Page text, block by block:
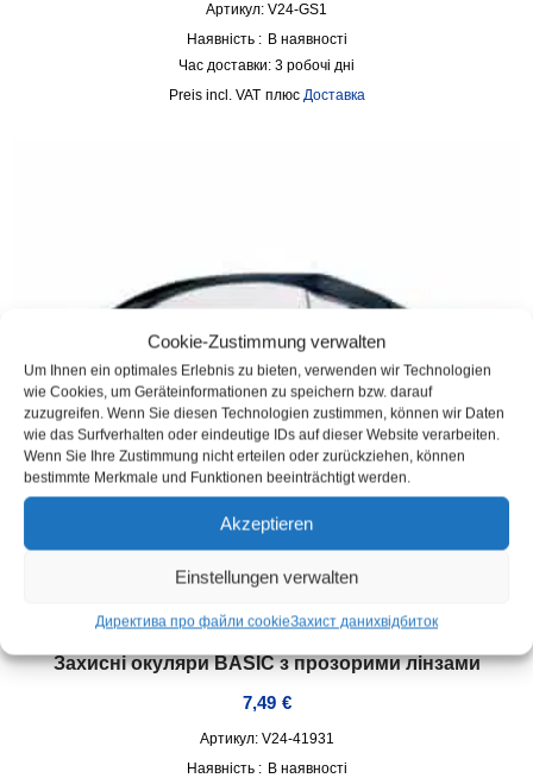
Cookie-Zustimmung verwalten
Um Ihnen ein optimales Erlebnis zu bieten, verwenden wir Technologien
wie Cookies, um Geräteinformationen zu speichern bzw. darauf
zuzugreifen. Wenn Sie diesen Technologien zustimmen, können wir Daten
wie das Surfverhalten oder eindeutige IDs auf dieser Website verarbeiten.
Wenn Sie Ihre Zustimmung nicht erteilen oder zurückziehen, können
bestimmte Merkmale und Funktionen beeinträchtigt werden.
Akzeptieren
Einstellungen verwalten
Директива про файли cookieЗахист данихвідбиток
Артикул: V24-GS1
Наявність : В наявності
Час доставки: 3 робочі дні
incl. VAT плюс Доставка
Захисні окуляри BASIC з прозорими лінзами
7,49 €
Артикул: V24-41931
Наявність : В наявності